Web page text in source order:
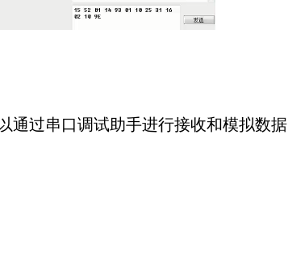
通过串口调试助手进行接收和模拟数据